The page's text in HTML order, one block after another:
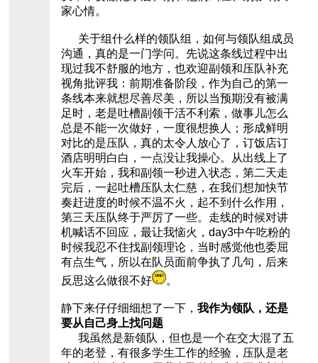
家心情。
关于组什么样的领队组，如何与领队组成员
沟通，真的是一门学问。先说这条线过程中出
现过我不舒服的地方，也欢迎副领和压队补充
视角批评我：前期准备阶段，作为自己的第一
条线本来就想尽善尽美，所以当预期没有被满
足时，老是吐槽副领干活不利索，做事儿怎么
总是不能一次做好，一度很想换人；形成鲜明
对比的是压队，真的太令人放心了，订饭店订
酒店明明白白，一点没让我操心。从出线上了
火车开始，我和副领一秒进入状态，第二天走
完后，一起吐槽压队太仁慈，在我们想加快节
奏赶进度的时候不温不火，起不到什么作用，
第三天压队终于严厉了一些。走线的时候对讲
机喊话不回应，最让我恼火，day3中午吃粉的
时候我忍不住找副领理论，当时感觉他也委屈
有点生气，所以在队员面前争执了几句，后来
反思这么做很不好
。
静下来仔仔细细想了一下， 我作为领队，还是
要从自己身上找问题
我虽然是新领队，但也是一个在交大混了五
年的老登，有很多学生工作的经验，压队是老